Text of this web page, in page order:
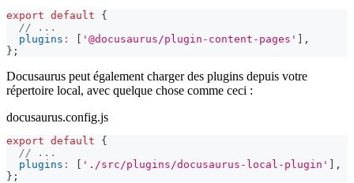
export default
{
// ...
plugins : '@docusaurus/plugin-content-pages'
,
} ;
Docusaurus peut également charger des plugins depuis votre
répertoire local, avec quelque chose comme ceci :
docusaurus.config.js
export default
{
// ...
plugins : './src/plugins/docusaurus-local-plugin'
,
} ;